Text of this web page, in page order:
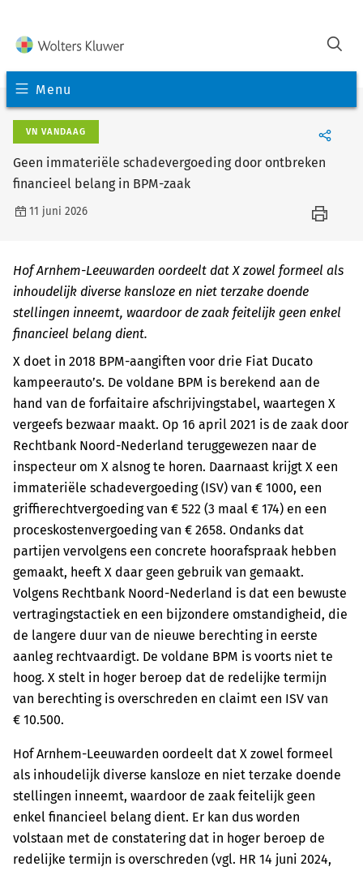
Menu
VN VANDAAG
Geen immateriële schadevergoeding door ontbreken
financieel belang in BPM-zaak
11 juni 2026
Hof Arnhem-Leeuwarden oordeelt dat X zowel formeel als
inhoudelijk diverse kansloze en niet terzake doende
stellingen inneemt, waardoor de zaak feitelijk geen enkel
financieel belang dient.
X doet in 2018 BPM-aangiften voor drie Fiat Ducato
kampeerauto’s. De voldane BPM is berekend aan de
hand van de forfaitaire afschrijvingstabel, waartegen X
vergeefs bezwaar maakt. Op 16 april 2021 is de zaak door
Rechtbank Noord-Nederland teruggewezen naar de
inspecteur om X alsnog te horen. Daarnaast krijgt X een
immateriële schadevergoeding (ISV) van € 1000, een
griffierechtvergoeding van € 522 (3 maal € 174) en een
proceskostenvergoeding van € 2658. Ondanks dat
partijen vervolgens een concrete hoorafspraak hebben
gemaakt, heeft X daar geen gebruik van gemaakt.
Volgens Rechtbank Noord-Nederland is dat een bewuste
vertragingstactiek en een bijzondere omstandigheid, die
de langere duur van de nieuwe berechting in eerste
aanleg rechtvaardigt. De voldane BPM is voorts niet te
hoog. X stelt in hoger beroep dat de redelijke termijn
van berechting is overschreden en claimt een ISV van
€ 10.500.
Hof Arnhem-Leeuwarden oordeelt dat X zowel formeel
als inhoudelijk diverse kansloze en niet terzake doende
stellingen inneemt, waardoor de zaak feitelijk geen
enkel financieel belang dient. Er kan dus worden
volstaan met de constatering dat in hoger beroep de
redelijke termijn is overschreden (vgl. HR 14 juni 2024,